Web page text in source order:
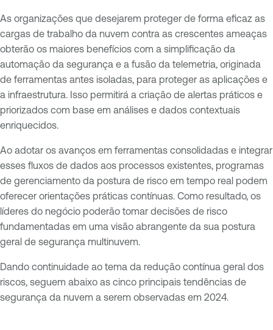
As organizações que desejarem proteger de forma eficaz as
cargas de trabalho da nuvem contra as crescentes ameaças
obterão os maiores benefícios com a simplificação da
automação da segurança e a fusão da telemetria, originada
de ferramentas antes isoladas, para proteger as aplicações e
a infraestrutura. Isso permitirá a criação de alertas práticos e
priorizados com base em análises e dados contextuais
enriquecidos.
Ao adotar os avanços em ferramentas consolidadas e integrar
esses fluxos de dados aos processos existentes, programas
de gerenciamento da postura de risco em tempo real podem
oferecer orientações práticas contínuas. Como resultado, os
líderes do negócio poderão tomar decisões de risco
fundamentadas em uma visão abrangente da sua postura
geral de segurança multinuvem.
Dando continuidade ao tema da redução contínua geral dos
riscos, seguem abaixo as cinco principais tendências de
segurança da nuvem a serem observadas em 2024.